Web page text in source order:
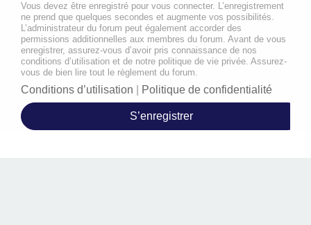
Vous devez être enregistré pour vous connecter. L’enregistrement
ne prend que quelques secondes et augmente vos possibilités.
L’administrateur du forum peut également accorder des
permissions additionnelles aux membres du forum. Avant de vous
enregistrer, assurez-vous d’avoir pris connaissance de nos
conditions d’utilisation et de notre politique de vie privée. Assurez-
vous de bien lire tout le règlement du forum.
Conditions d’utilisation Politique de confidentialité
S’enregistrer